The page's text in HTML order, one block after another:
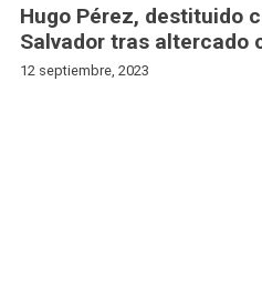
Hugo Pérez, destituido
Salvador tras altercado
12 septiembre, 2023